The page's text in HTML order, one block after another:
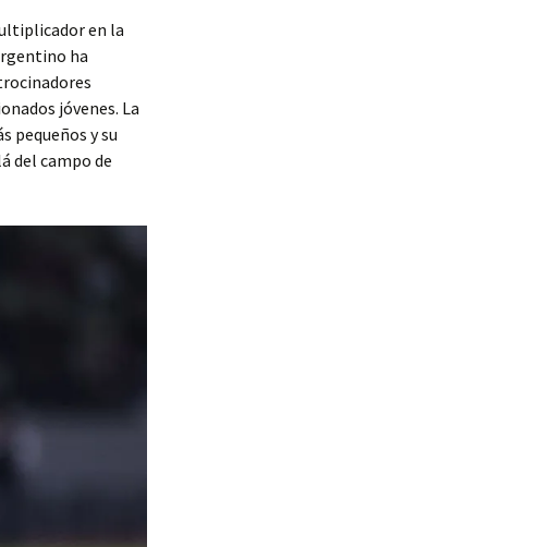
en la
ha
jóvenes. La
pequeños y su
del campo de